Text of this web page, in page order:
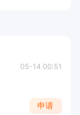
，投递请附带
05-14 00:51
申请